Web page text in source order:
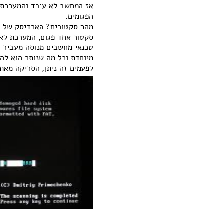
אז המחשב לא עובד
הפגומים.
סקטור אחד פגום, המערכת
טכנאי מחשבים מנוסה
מיוחדת וכל מה שנותר הוא
לפעמים זה ניתן, הסריקה